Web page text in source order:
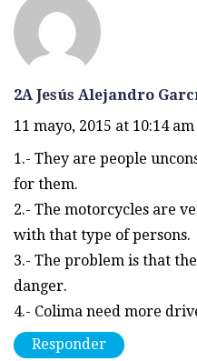
2A Jesús Alejandro
11 mayo, 2015 at 10:14 am
1.- They are people
for them.
2.- The motorcycles are
with that type of persons.
3.- The problem is that
danger.
4.- Colima need more
Responder